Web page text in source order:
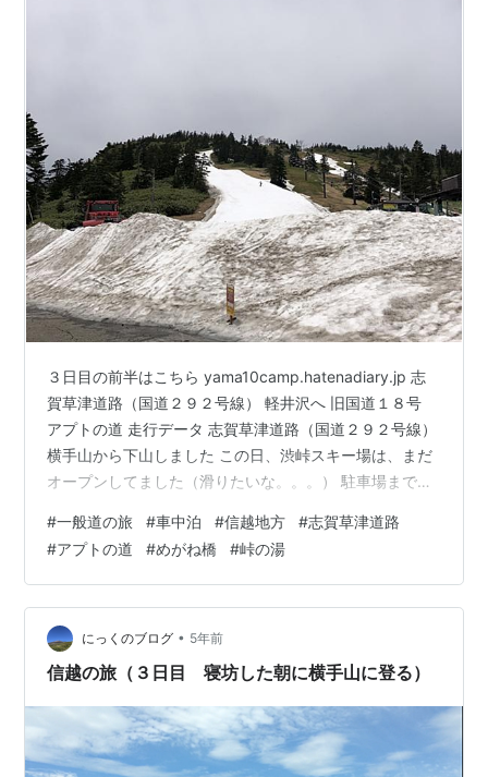
３日目の前半はこちら yama10camp.hatenadiary.jp 志
賀草津道路（国道２９２号線） 軽井沢へ 旧国道１８号
アプトの道 走行データ 志賀草津道路（国道２９２号線）
横手山から下山しました この日、渋峠スキー場は、まだ
オープンしてました（滑りたいな。。。） 駐車場まで戻
ます まずは、国道最高地点に寄ります ここからの眺めは
最高ですね 草津白根山の三つの峰（白根山、本白根山、
逢ノ峰）が見えます 国道最高地点を後にして、出発しま
す 草津白根山の山間をとおり、草津に向けて進みます 草
津白根山は、火山警戒レベルは１ですが、立ち入りが…
#一般道の旅 #車中泊 #信越地方 #志賀草津道路
#アプトの道 #めがね橋 #峠の湯
にっくのブログ • 5年前
信越の旅（３日目 寝坊した朝に横手山に登る）